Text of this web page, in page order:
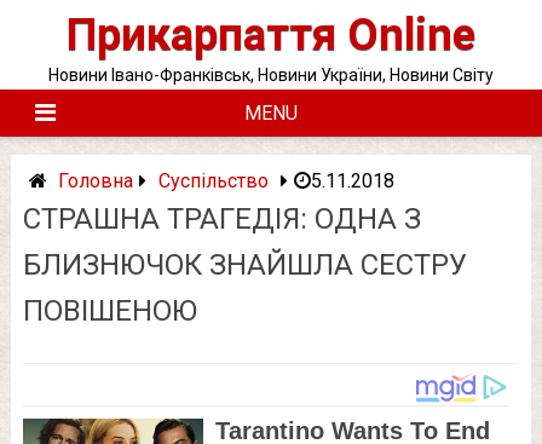
Прикарпаття Online
Новини Івано-Франківськ, Новини України, Новини Світу
MENU
Головна Суспільство 5.11.2018
СТРАШНА ТРАГЕДІЯ: ОДНА З
БЛИЗНЮЧОК ЗНАЙШЛА СЕСТРУ
ПОВІШЕНОЮ